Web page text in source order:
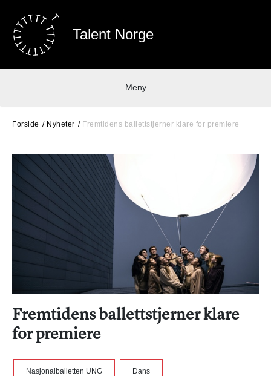
Talent Norge
Meny
Forside Nyheter Fremtidens ballettstjerner klare for premiere
Fremtidens ballettstjerner klare
for premiere
Nasjonalballetten UNG Dans